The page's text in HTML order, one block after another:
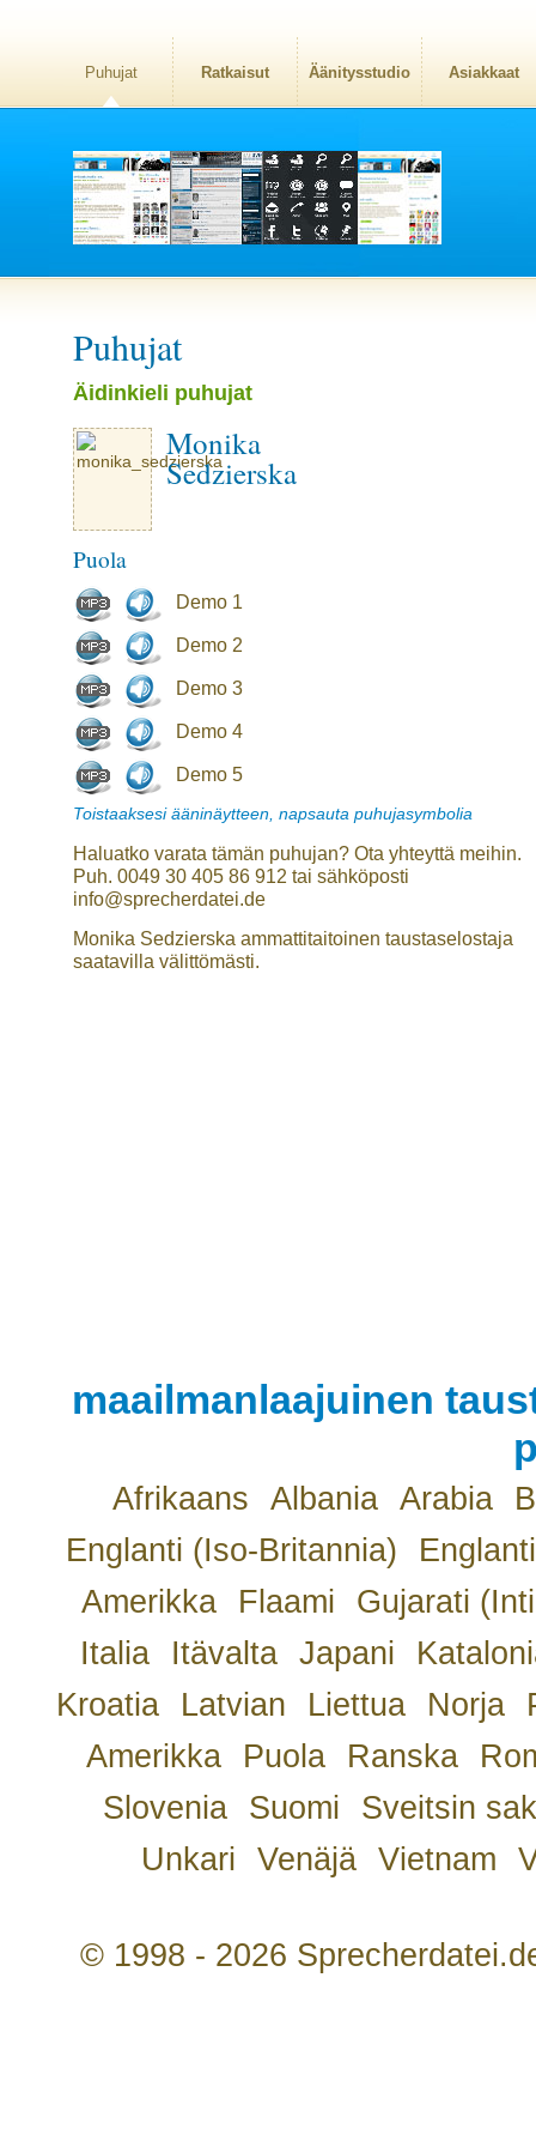
Puhujat Ratkaisut Äänitysstudio Asiakkaat
Puhujat
Äidinkieli puhujat
Monika
Sedzierska
Puola
Demo 1
Demo 2
Demo 3
Demo 4
Demo 5
Toistaaksesi ääninäytteen, napsauta puhujasymbolia
Haluatko varata tämän puhujan? Ota yhteyttä meihin.
Puh. 0049 30 405 86 912 tai sähköposti
info@sprecherdatei.de
Monika Sedzierska ammattitaitoinen taustaselostaja
saatavilla välittömästi.
maailmanlaajuinen
Afrikaans Albania Arabia
Englanti (Iso-Britannia)
Amerikka
Flaami
Gujarati
Italia
Itävalta Japani
Kroatia
Latvian Liettua Norja
Amerikka
Puola Ranska
Slovenia
Suomi
Sveitsin
Unkari
Venäjä Vietnam
© 1998 - 2026